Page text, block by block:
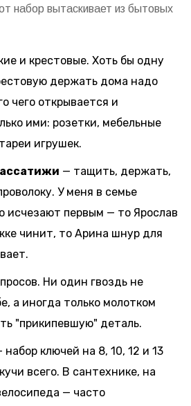
набор вытаскивает из бытовых
и крестовые. Хоть бы одну
держать дома надо
чего открывается и
ими: розетки, мебельные
игрушек.
— тащить, держать,
У меня в семье
исчезают первым — то Ярослав
чинит, то Арина шнур для
Ни один гвоздь не
а иногда только молотком
"прикипевшую" деталь.
набор ключей на 8, 10, 12 и 13
всего. В сантехнике, на
— часто